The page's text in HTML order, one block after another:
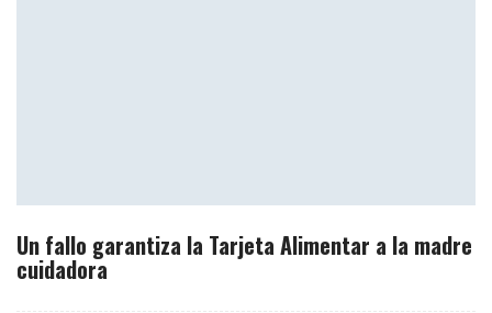
Un fallo garantiza la Tarjeta Alimentar a la madre
cuidadora